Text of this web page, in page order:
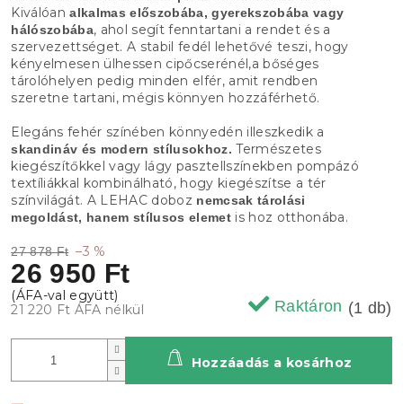
27 878 Ft –3 %
26 950 Ft
21 220 Ft ÁFA nélkül Raktáron (1 db)
Hozzáadás a kosárhoz
Kiválóanalkalmas előszobába, gyerekszobába vagy
hálószobába, ahol segít fenntartani a rendet és a
szervezettséget. A stabil fedél lehetővé teszi, hogy
kényelmesen ülhessen cipőcserénél,a bőséges
tárolóhelyen pedig minden elfér, amit rendben
szeretne tartani, mégis könnyen hozzáférhető.
Elegáns fehér színében könnyedén illeszkedik a
skandináv és modern stílusokhoz. Természetes
kiegészítőkkel vagy lágy pasztellszínekben pompázó
textíliákkal kombinálható, hogy kiegészítse a tér
színvilágát. A LEHAC doboz nemcsak tárolási
megoldást, hanem stílusos elemetis hoz otthonába.